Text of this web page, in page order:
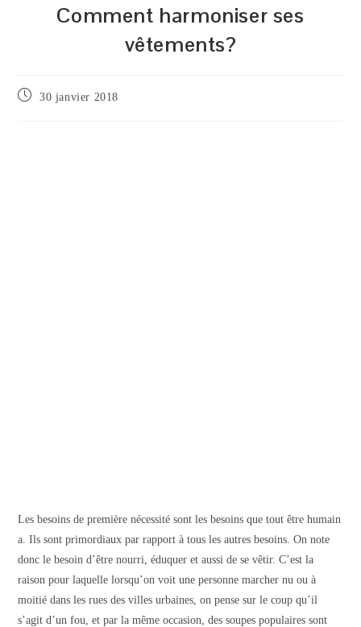
Comment harmoniser ses
vêtements?
Publication
30 janvier 2018
Les besoins de première nécessité sont les besoins que tout être humain
a. Ils sont primordiaux par rapport à tous les autres besoins. On note
donc le besoin d’être nourri, éduquer et aussi de se vêtir. C’est la
raison pour laquelle lorsqu’on voit une personne marcher nu ou à
moitié dans les rues des villes urbaines, on pense sur le coup qu’il
s’agit d’un fou, et par la même occasion, des soupes populaires sont